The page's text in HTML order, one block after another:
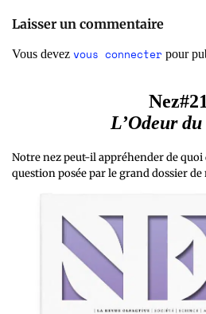
Laisser un commentaire
Vous devez vous connecter pour
L’Odeur
Notre nez peut-il appréhender de quoi
question posée par le grand dossier